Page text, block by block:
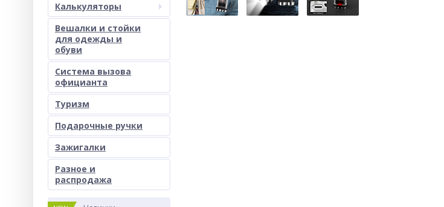
Калькуляторы
Вешалки и стойки
для одежды и
обуви
Система вызова
официанта
Туризм
Подарочные ручки
Зажигалки
Разное и
раcпродажа